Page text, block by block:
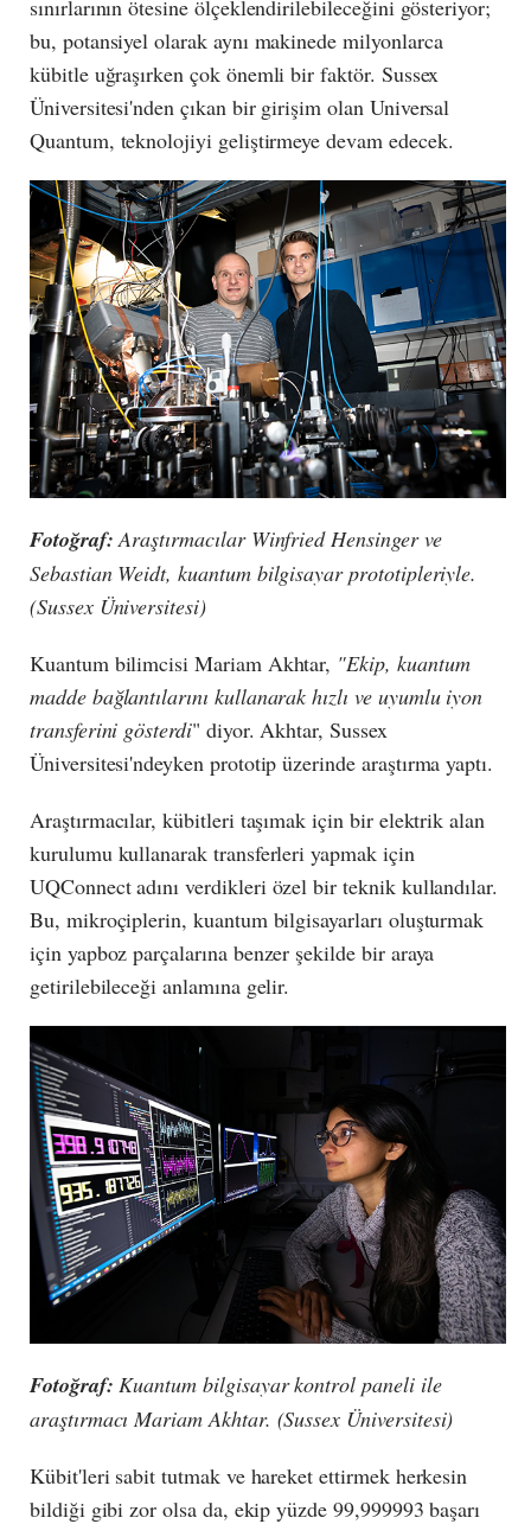
sınırlarının ötesine ölçeklendirilebileceğini gösteriyor;
bu, potansiyel olarak aynı makinede milyonlarca
kübitle uğraşırken çok önemli bir faktör. Sussex
Üniversitesi'nden çıkan bir girişim olan Universal
Quantum, teknolojiyi geliştirmeye devam edecek.
Fotoğraf:Araştırmacılar Winfried Hensinger ve
Sebastian Weidt, kuantum bilgisayar prototipleriyle.
(Sussex Üniversitesi)
Kuantum bilimcisi Mariam Akhtar, "Ekip, kuantum
madde bağlantılarını kullanarak hızlı ve uyumlu iyon
transferini gösterdi" diyor. Akhtar, Sussex
Üniversitesi'ndeyken prototip üzerinde araştırma yaptı.
Araştırmacılar, kübitleri taşımak için bir elektrik alan
kurulumu kullanarak transferleri yapmak için
UQConnect adını verdikleri özel bir teknik kullandılar.
Bu, mikroçiplerin, kuantum bilgisayarları oluşturmak
için yapboz parçalarına benzer şekilde bir araya
getirilebileceği anlamına gelir.
Fotoğraf: Kuantum bilgisayar kontrol paneli ile
araştırmacı Mariam Akhtar. (Sussex Üniversitesi)
Kübit'leri sabit tutmak ve hareket ettirmek herkesin
bildiği gibi zor olsa da, ekip yüzde 99,999993 başarı